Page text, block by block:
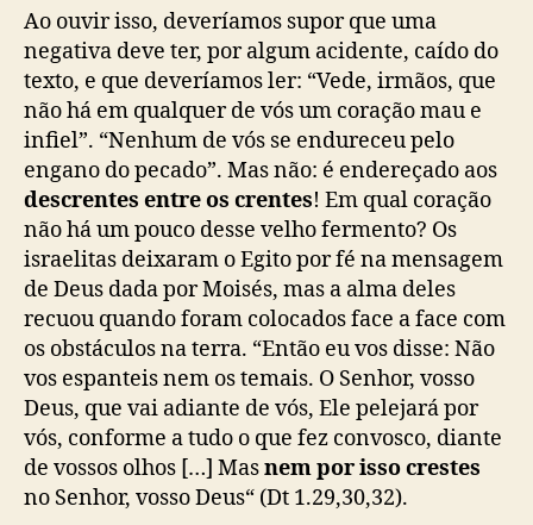
Ao ouvir isso, deveríamos supor que uma
negativa deve ter, por algum acidente, caído do
texto, e que deveríamos ler: “Vede, irmãos, que
não há em qualquer de vós um coração mau e
infiel”. “Nenhum de vós se endureceu pelo
engano do pecado”. Mas não: é endereçado aos
descrentes entre os crentes! Em qual coração
não há um pouco desse velho fermento? Os
israelitas deixaram o Egito por fé na mensagem
de Deus dada por Moisés, mas a alma deles
recuou quando foram colocados face a face com
os obstáculos na terra. “Então eu vos disse: Não
vos espanteis nem os temais. O Senhor, vosso
Deus, que vai adiante de vós, Ele pelejará por
vós, conforme a tudo o que fez convosco, diante
de vossos olhos […] Masnem por isso crestes
no Senhor, vosso Deus“ (Dt 1.29,30,32).